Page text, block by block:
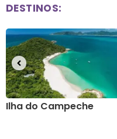
DESTINOS:
Praia Mole